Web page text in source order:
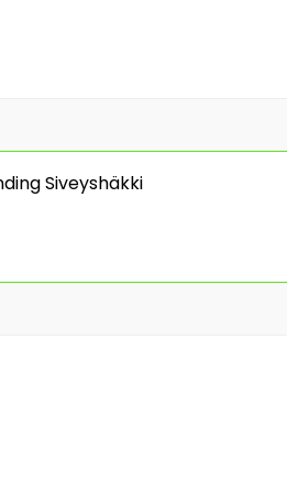
Siveyshäkki